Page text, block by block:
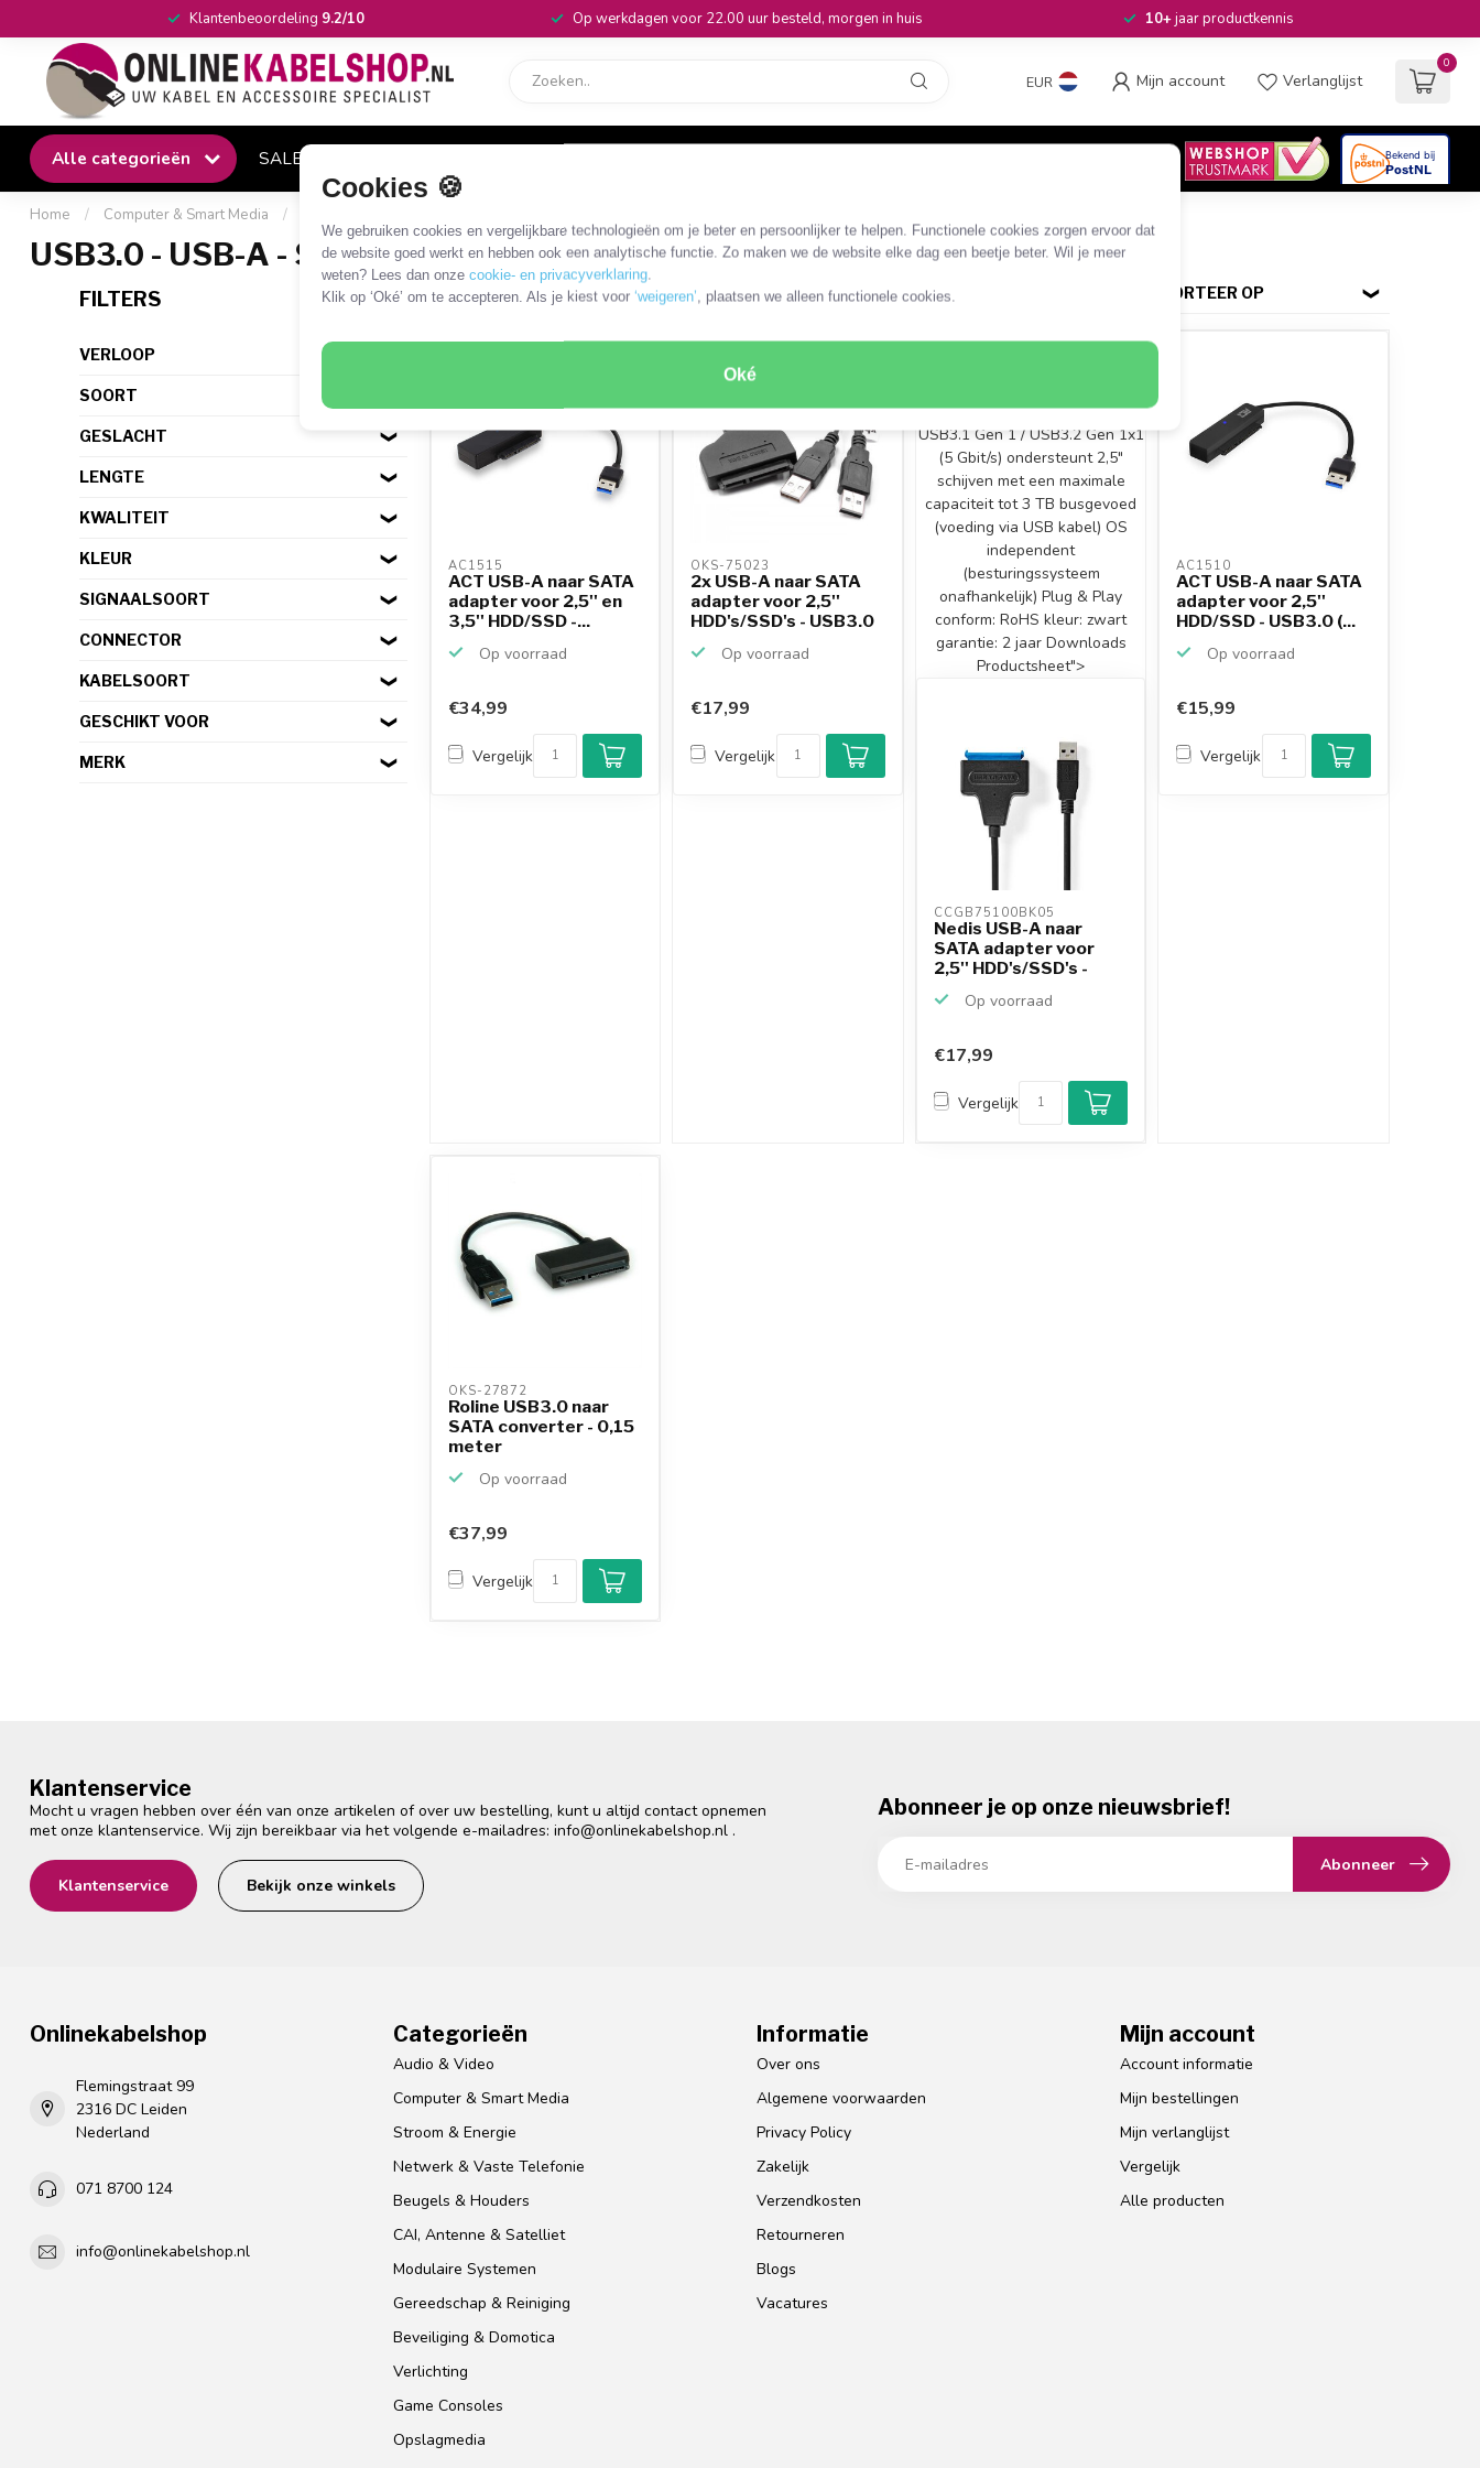
Cookies 🍪
We gebruiken cookies en vergelijkbare technologieën om je beter en persoonlijker te helpen. Functionele cookies zorgen ervoor dat
de website goed werkt en hebben ook een analytische functie. Zo maken we de website elke dag een beetje beter. Wil je meer
weten? Lees dan onze cookie- en privacyverklaring.
Klik op ‘Oké’ om te accepteren. Als je kiest voor ‘weigeren’, plaatsen we alleen functionele cookies.
Oké
Klantenbeoordeling 9.2/10 Op werkdagen voor 22.00 uur besteld, morgen in huis 10+jaar productkennis
EUR Mijn account Verlanglijst
0
Alle categorieën SALE
Home / Computer & Smart Media /
USB3.0 - USB-A - SATA 22-pins
FILTERS
VERLOOP
SOORT
GESLACHT
LENGTE
KWALITEIT
KLEUR
SIGNAALSOORT
CONNECTOR
KABELSOORT
GESCHIKT VOOR
MERK
5 PRODUCTEN SORTEER OP
AC1515
ACT USB-A naar SATA
adapter voor 2,5'' en
3,5'' HDD/SSD -...
Op voorraad
€34,99
Vergelijk
OKS-75023
2x USB-A naar SATA
adapter voor 2,5''
HDD's/SSD's - USB3.0
Op voorraad
€17,99
Vergelijk
PC/notebook (USB-A) geschikt
schijven) USB versie: USB3.0 /
USB3.1 Gen 1 / USB3.2 Gen 1x1
(5 Gbit/s) ondersteunt 2,5"
schijven met een maximale
capaciteit tot 3 TB busgevoed
(voeding via USB kabel) OS
independent
(besturingssysteem
onafhankelijk) Plug & Play
conform: RoHS kleur: zwart
garantie: 2 jaar Downloads
Productsheet">
CCGB75100BK05
Nedis USB-A naar
SATA adapter voor
2,5'' HDD's/SSD's -
Op voorraad
€17,99
Vergelijk
AC1510
ACT USB-A naar SATA
adapter voor 2,5''
HDD/SSD - USB3.0 (...
Op voorraad
€15,99
Vergelijk
OKS-27872
Roline USB3.0 naar
SATA converter - 0,15
meter
Op voorraad
€37,99
Vergelijk
Klantenservice
Mocht u vragen hebben over één van onze artikelen of over uw bestelling, kunt u altijd contact opnemen
met onze klantenservice. Wij zijn bereikbaar via het volgende e-mailadres: info@onlinekabelshop.nl .
Klantenservice Bekijk onze winkels
Abonneer je op onze nieuwsbrief!
Abonneer
Onlinekabelshop
Flemingstraat 99
2316 DC Leiden
Nederland
071 8700 124
info@onlinekabelshop.nl
Categorieën
Audio & Video
Computer & Smart Media
Stroom & Energie
Netwerk & Vaste Telefonie
Beugels & Houders
CAI, Antenne & Satelliet
Modulaire Systemen
Gereedschap & Reiniging
Beveiliging & Domotica
Verlichting
Game Consoles
Opslagmedia
Informatie
Over ons
Algemene voorwaarden
Privacy Policy
Zakelijk
Verzendkosten
Retourneren
Blogs
Vacatures
Mijn account
Account informatie
Mijn bestellingen
Mijn verlanglijst
Vergelijk
Alle producten